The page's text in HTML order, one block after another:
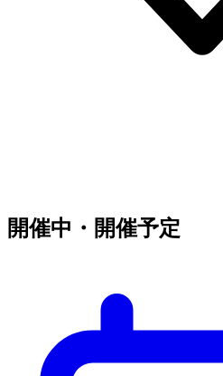
開催中・開催予定